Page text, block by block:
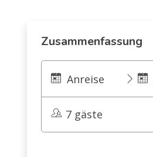
Zusammenfassung
Anreise
7 gäste